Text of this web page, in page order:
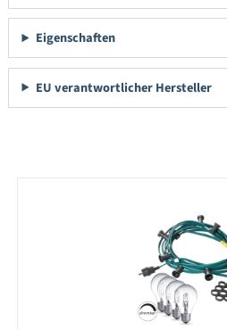
Eigenschaften
EU verantwortlicher Hersteller